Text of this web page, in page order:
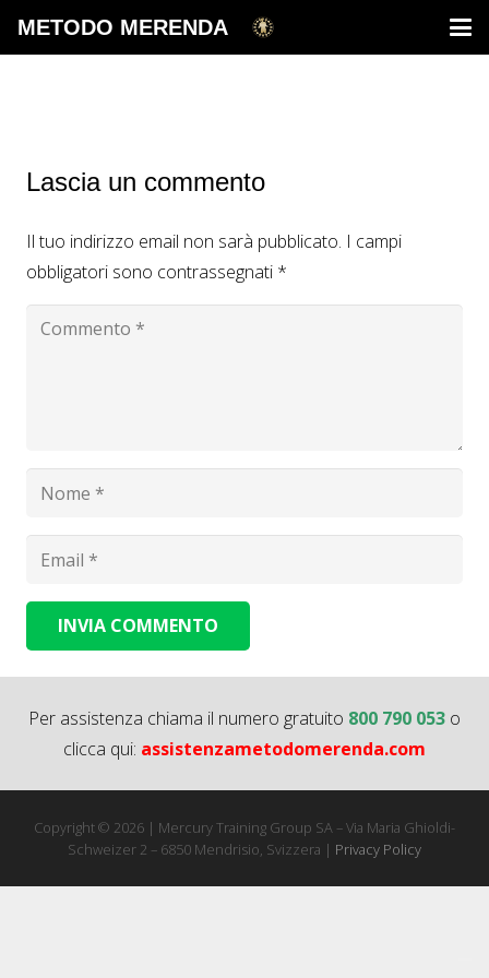
METODO MERENDA
Lascia un commento
Il tuo indirizzo email non sarà pubblicato. I campi
obbligatori sono contrassegnati *
INVIA COMMENTO
Per assistenza chiama il numero gratuito 800 790 053 o
clicca qui: assistenzametodomerenda.com
Copyright © 2026 | Mercury Training Group SA – Via Maria Ghioldi-
Schweizer 2 – 6850 Mendrisio, Svizzera | Privacy Policy